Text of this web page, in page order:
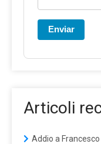
Enviar
Articoli
Addio a